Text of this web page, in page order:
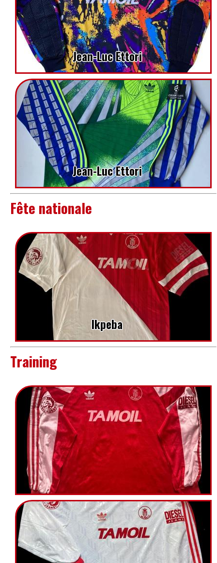
Jean-Luc Ettori
Jean-Luc Ettori
Fête nationale
Ikpeba
Training